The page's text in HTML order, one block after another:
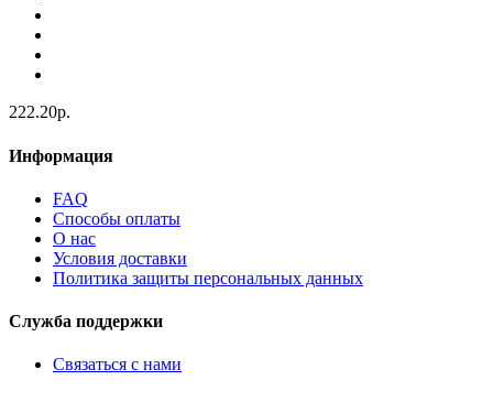
222.20р.
Информация
FAQ
Способы оплаты
О нас
Условия доставки
Политика защиты персональных данных
Служба поддержки
Связаться с нами